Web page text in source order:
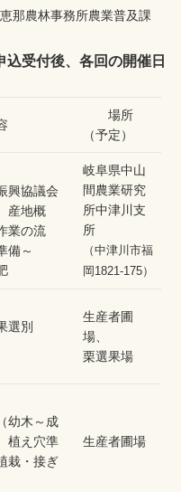
那農林事務所農業普及課
受付後、各回の開催日
場所
（予定）
興協議会
産地概
業の流
備～
岐阜県中山
間農業研究
所中津川支
所
（中津川市福
岡1821-175）
選別
生産者圃
場、
栗選果場
幼木～成
植え穴準
栽・接ぎ
生産者圃場